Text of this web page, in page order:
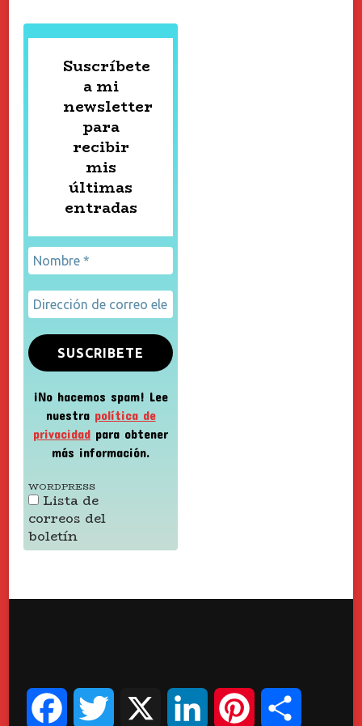
Suscríbete
a mi
newsletter
para
recibir
mis
últimas
entradas
¡No hacemos spam! Lee
nuestra política de
privacidad para obtener
más información.
WORDPRESS
Lista de
correos del
boletín
FacebookTwitter LinkedInPinterest